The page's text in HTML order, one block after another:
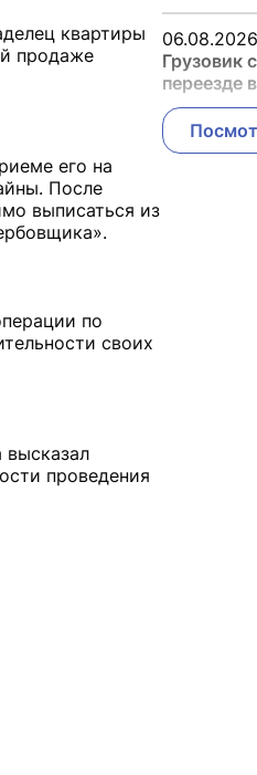
квартиры
продаже
его на
После
выписаться из
по
своих
высказал
проведения
06.08.2026
Грузовик
переезде